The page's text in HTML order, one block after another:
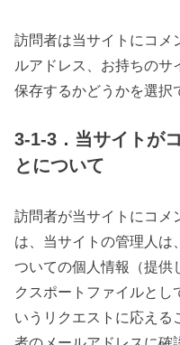
訪問者は当サイトにコメ
ルアドレス、お持ちのサ
保存するかどうかを選択
3-1-3．当サイトが
とについて
訪問者が当サイトにコメ
は、当サイトの管理人は
ついての個人情報（提供
クスポートファイルとし
いうリクエストに応える